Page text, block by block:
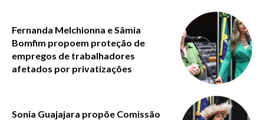
Fernanda Melchionna e Sâmia
Bomfim propoem proteção de
empregos de trabalhadores
afetados por privatizações
Sonia Guajajara propõe Comissão